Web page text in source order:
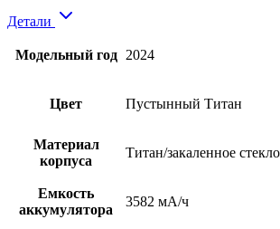
Детали
Модельный год 2024
Цвет Пустынный Титан
Материал
корпуса
Титан/закаленное
Емкость
аккумулятора
3582 мА/ч